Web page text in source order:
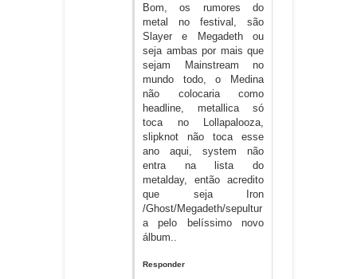
Bom, os rumores do
metal no festival, são
Slayer e Megadeth ou
seja ambas por mais que
sejam Mainstream no
mundo todo, o Medina
não colocaria como
headline, metallica só
toca no Lollapalooza,
slipknot não toca esse
ano aqui, system não
entra na lista do
metalday, então acredito
que seja Iron
/Ghost/Megadeth/sepultur
a pelo belíssimo novo
álbum..
Responder